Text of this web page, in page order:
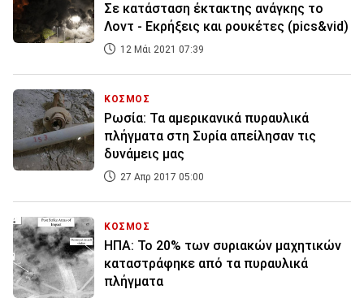
Σε κατάσταση έκτακτης ανάγκης το
Λοντ - Εκρήξεις και ρουκέτες (pics&vid)
12 Μάι 2021 07:39
ΚΟΣΜΟΣ
Ρωσία: Τα αμερικανικά πυραυλικά
πλήγματα στη Συρία απείλησαν τις
δυνάμεις μας
27 Απρ 2017 05:00
ΚΟΣΜΟΣ
ΗΠΑ: Το 20% των συριακών μαχητικών
καταστράφηκε από τα πυραυλικά
πλήγματα